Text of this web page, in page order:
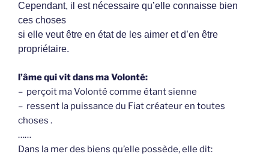
Cependant, il est nécessaire qu’elle connaisse bien
ces choses
si elle veut être en état de les aimer et d’en être
propriétaire.
l’âme qui vit dans ma Volonté:
– perçoit ma Volonté comme étant sienne
– ressent la puissance du Fiat créateur en toutes
choses .
……
Dans la mer des biens qu’elle possède, elle dit: